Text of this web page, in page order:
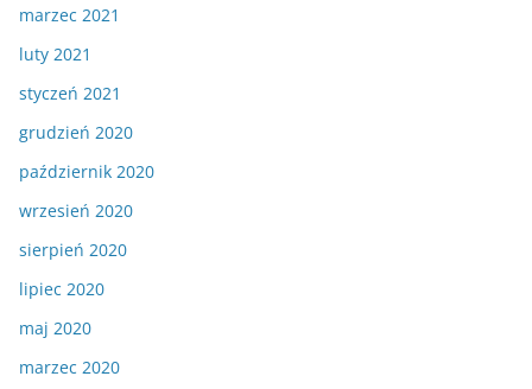
marzec 2021
luty 2021
styczeń 2021
grudzień 2020
październik 2020
wrzesień 2020
sierpień 2020
lipiec 2020
maj 2020
marzec 2020